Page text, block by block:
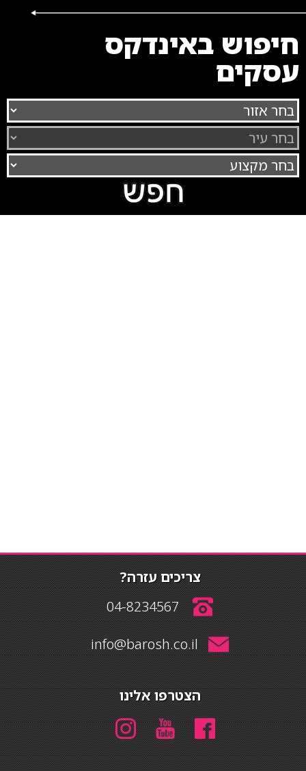
חיפוש באינדקס
עסקים
צריכים עזרה?
04-8234567
info@barosh.co.il
הצטרפו אלינו